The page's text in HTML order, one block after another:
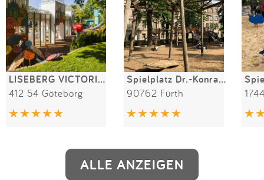
LISEBERG VICTORIAN GARDEN playground
412 54 Göteborg
Spielplatz Dr.-Konrad-Adenauer-Anlage
90762 Fürth
ALLE ANZEIGEN